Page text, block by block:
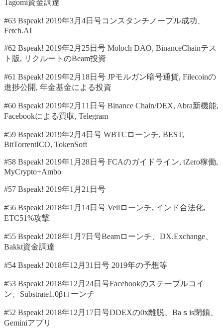
Tagomi資金調達
#63 Bspeak! 2019年3月4日号コンスタンチノープル成功、
Fetch.AI
#62 Bspeak! 2019年2月25日号 Moloch DAO, BinanceChainテス
ト版, リクルートのBeam投資
#61 Bspeak! 2019年2月18日号 JPモルガン暗号通貨, Filecoinの
進捗公開, 年金基金による投資
#60 Bspeak! 2019年2月11日号 Binance Chain/DEX, Abra新機能,
Facebookによる買収, Telegram
#59 Bspeak! 2019年2月4日号 WBTCローンチ, BEST,
BitTorrentICO, TokenSoft
#58 Bspeak! 2019年1月28日号 FCAのガイドライン, tZero稼働,
MyCrypto+Ambo
#57 Bspeak! 2019年1月21日号
#56 Bspeak! 2018年1月14日号 Veilローンチ, インド合法化,
ETC51%攻撃
#55 Bspeak! 2018年1月7日号Beamローンチ、DX.Exchange、
Bakkt資金調達
#54 Bspeak! 2018年12月31日号 2019年の予想等
#53 Bspeak! 2018年12月24日号Facebookのステーブルコイ
ン、Substrate1.0βローンチ
#52 Bspeak! 2018年12月17日号DDEXの0x離脱、Baｓis閉鎖、
Geminiアプリ